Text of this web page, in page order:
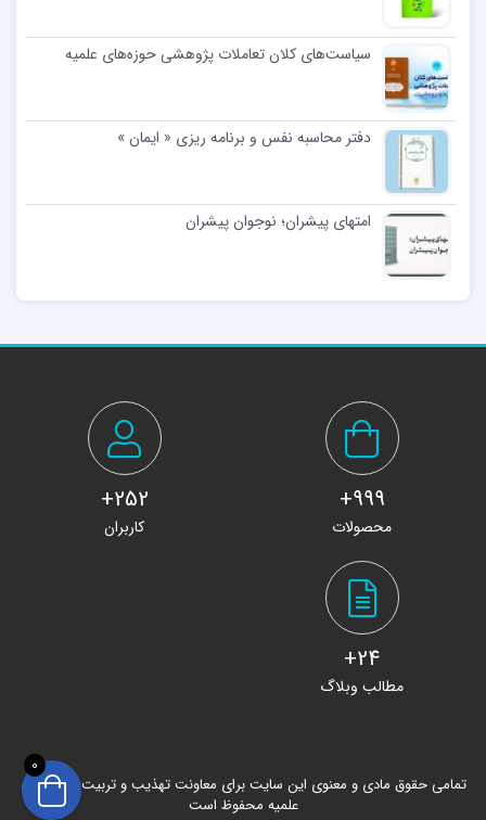
سیاست‌های کلان تعاملات پژوهشی حوزه‌های علمیه
دفتر محاسبه نفس و برنامه ریزی « ایمان »
امتهای پیشران؛ نوجوان پیشران
999+
محصولات
252+
کاربران
24+
مطالب وبلاگ
تمامی حقوق مادی و معنوی این سایت برای معاونت تهذیب و تربیت حوزه های
علمیه محفوظ است
0